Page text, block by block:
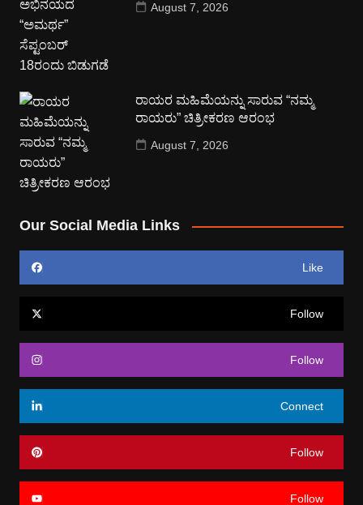
August 7, 2026
ರಾಯರ ಮಹಿಮೆಯನ್ನು ಸಾರುವ “ನಮ್ಮ
ರಾಯರು” ಚಿತ್ರೀಕರಣ ಆರಂಭ
August 7, 2026
Our Social Media Links
Like
Follow
Follow
Connect
Follow
Follow